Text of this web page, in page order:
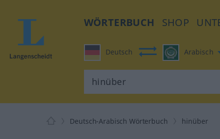
WÖRTERBUCH SHOP
Deutsch Arabisch
Deutsch-Arabisch Wörterbuch hinüber